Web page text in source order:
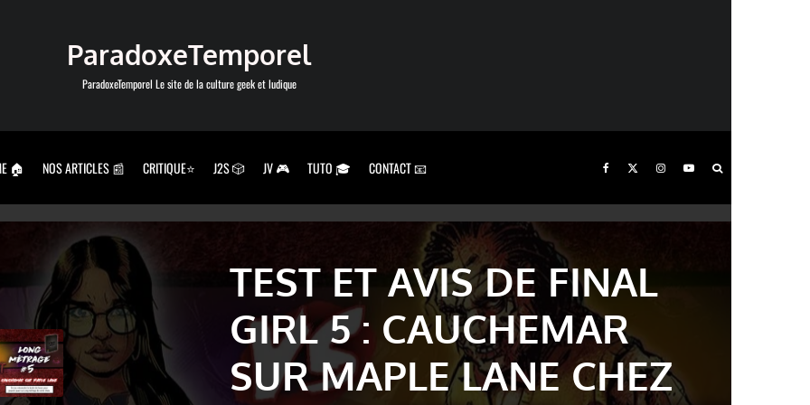
ParadoxeTemporel
ParadoxeTemporel Le site de la culture geek et ludique
🏠 NOS ARTICLES 📰 CRITIQUE⭐ J2S 🎲 JV 🎮 TUTO 🎓 CONTACT 📧
TEST ET AVIS DE FINAL
GIRL 5 : CAUCHEMAR
SUR MAPLE LANE CHEZ